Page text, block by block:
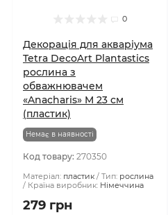
0
Декорація для акваріума
Tetra DecoArt Plantastics
рослина з
обважнювачем
«Anacharis» M 23 см
(пластик)
Немає в наявності
Код товару: 270350
Матеріал: пластик Тип: рослина
Країна виробник: Німеччина
279 грн